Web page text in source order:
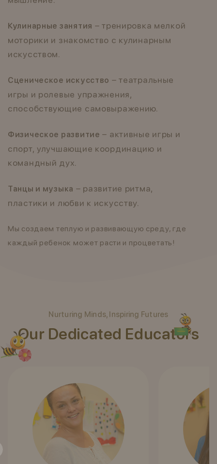
Кулинарные занятия – тренировка мелкой
моторики и знакомство с кулинарным
искусством.
Сценическое искусство – театральные
игры и ролевые упражнения,
способствующие самовыражению.
Физическое развитие – активные игры и
спорт, улучшающие координацию и
командный дух.
Танцы и музыка – развитие ритма,
пластики и любви к искусству.
Мы создаем теплую и развивающую среду, где
каждый ребенок может расти и процветать!
Nurturing Minds, Inspiring Futures
Our Dedicated Educators